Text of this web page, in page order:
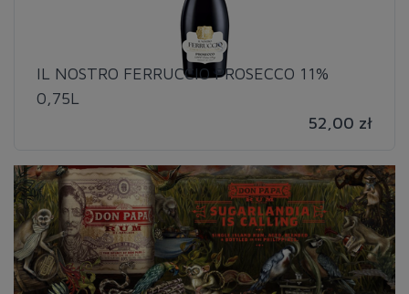
IL NOSTRO FERRUCCIO PROSECCO 11%
0,75L
52,00 zł